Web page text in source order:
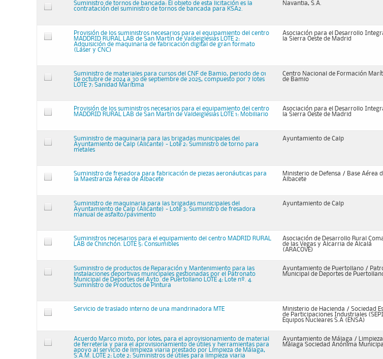
Suministro de tornos de bancada: El objeto de esta licitación es la
contratación del suministro de tornos de bancada para KSA2.
Navantia, S.A.
Provisión de los suministros necesarios para el equipamiento del centro
MADDRID RURAL LAB de San Martín de Valdeiglesias LOTE 2:
Adquisición de maquinaria de fabricación digital de gran formato
(Láser y CNC)
Asociación para el Desarrollo
la Sierra Oeste de Madrid
Suministro de materiales para cursos del CNF de Bamio, periodo de 01
de octubre de 2024 a 30 de septiembre de 2025, compuesto por 7 lotes
LOTE 7: Sanidad Marítima
Centro Nacional de Formación
de Bamio
Provisión de los suministros necesarios para el equipamiento del centro
MADDRID RURAL LAB de San Martín de Valdeiglesias LOTE 1: Mobiliario
Asociación para el Desarrollo
la Sierra Oeste de Madrid
Suministro de maquinaria para las brigadas municipales del
Ayuntamiento de Calp (Alicante) - Lote 2: Suministro de torno para
metales
Ayuntamiento de Calp
Suministro de fresadora para fabricación de piezas aeronáuticas para
la Maestranza Aérea de Albacete
Ministerio de Defensa / Base Aérea
Albacete
Suministro de maquinaria para las brigadas municipales del
Ayuntamiento de Calp (Alicante) - Lote 3: Suministro de fresadora
manual de asfalto/pavimento
Ayuntamiento de Calp
Suministros necesarios para el equipamiento del centro MADRID RURAL
LAB de Chinchón. LOTE 5: Consumibles
Asociación de Desarrollo Rural
de las Vegas y Alcarria de Alcalá
(ARACOVE)
Suministro de productos de Reparación y Mantenimiento para las
instalaciones deportivas municipales gestionadas por el Patronato
Municipal de Deportes del Ayto. de Puertollano LOTE 4: Lote nº. 4.
Suministro de Productos de Pintura
Ayuntamiento de Puertollano /
Municipal de Deportes de
Servicio de traslado interno de una mandrinadora MTE
Ministerio de Hacienda / Sociedad
de Participaciones Industriales
Equipos Nucleares S.A (ENSA)
Acuerdo Marco mixto, por lotes, para el aprovisionamiento de material
de ferretería y para el aprovisionamiento de útiles y herramientas para
apoyo al servicio de limpieza viaria prestado por Limpieza de Málaga,
S.A.M. LOTE 2: Lote 2: Suministros de útiles para limpieza viaria
Ayuntamiento de Málaga /
Málaga Sociedad Anónima Municipal